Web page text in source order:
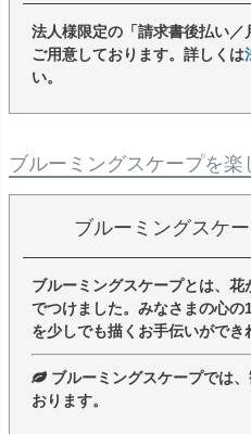
法人様限定の「請求書後払い
ご用意しております。詳しくは
い。
ブルーミングスケープを楽
ブルーミングスケ
ブルーミングスケープとは、
でつけました。みなさまの心
を少しでも描くお手伝いができ
ブルーミングスケープでは
おります。